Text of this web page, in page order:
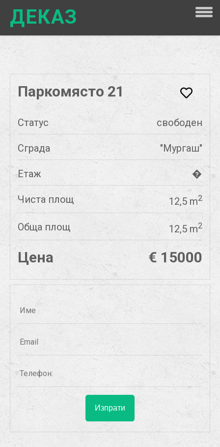
ДЕКАЗ
Паркомясто 21
Статус свободен
Сграда "Мургаш"
Етаж �
Чиста площ 12,5 m2
Обща площ 12,5 m2
Цена € 15000